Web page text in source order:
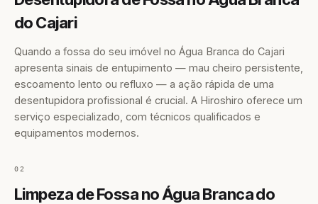
do Cajari
Quando a fossa do seu imóvel no Água Branca do Cajari
apresenta sinais de entupimento — mau cheiro persistente,
escoamento lento ou refluxo — a ação rápida de uma
desentupidora profissional é crucial. A Hiroshiro oferece um
serviço especializado, com técnicos qualificados e
equipamentos modernos.
02
Limpeza de Fossa no Água Branca do